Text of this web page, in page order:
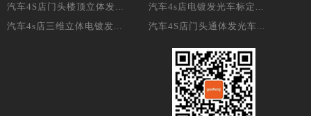
汽车4S店门头楼顶立体发...
汽车4s店电镀发光车标定...
汽车4s店三维立体电镀发...
汽车4S店门头通体发光车...